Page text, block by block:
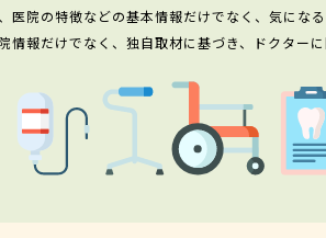
医院の特徴などの基本情報だけでなく、気に
情報だけでなく、独自取材に基づき、ドクター